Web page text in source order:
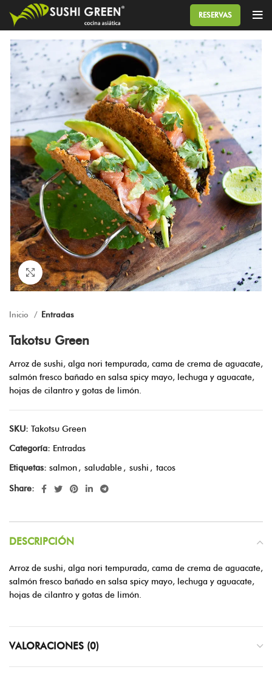
RESERVAS
Click to enlarge
Inicio Entradas
Takotsu Green
Arroz de sushi, alga nori tempurada, cama de crema de aguacate,
salmón fresco bañado en salsa spicy mayo, lechuga y aguacate,
hojas de cilantro y gotas de limón.
SKU: Takotsu Green
Categoría: Entradas
Etiquetas: salmon , saludable , sushi , tacos
Share:
DESCRIPCIÓN
Arroz de sushi, alga nori tempurada, cama de crema de aguacate,
salmón fresco bañado en salsa spicy mayo, lechuga y aguacate,
hojas de cilantro y gotas de limón.
VALORACIONES (0)